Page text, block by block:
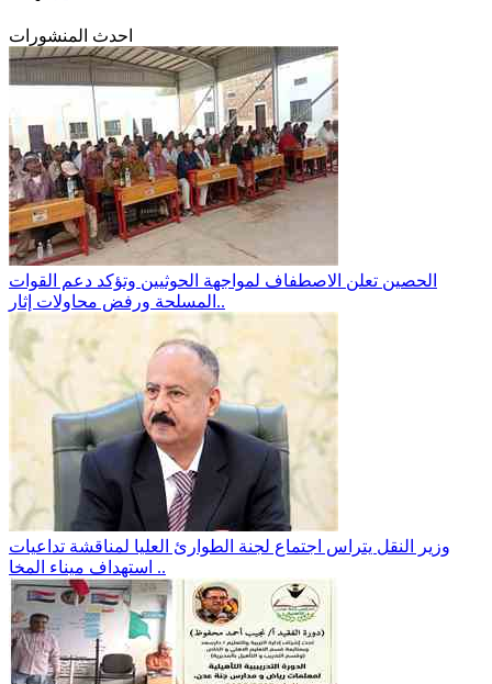
احدث المنشورات
الحصين تعلن الاصطفاف لمواجهة الحوثيين وتؤكد دعم القوات
المسلحة ورفض محاولات إثار..
وزير النقل يتراس اجتماع لجنة الطوارئ العليا لمناقشة تداعيات
استهداف ميناء المخا ..